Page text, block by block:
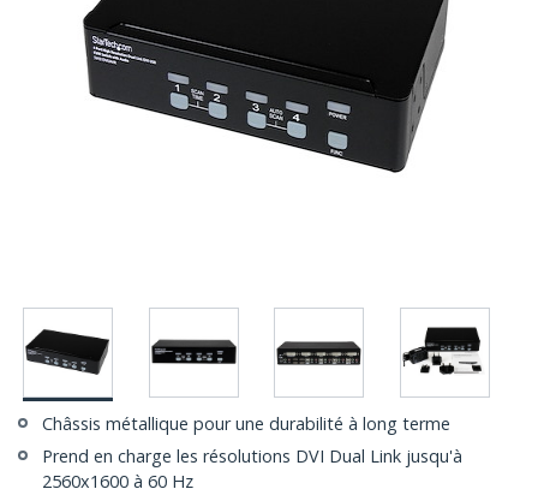
Châssis métallique pour une durabilité à long terme
Prend en charge les résolutions DVI Dual Link jusqu'à
2560x1600 à 60 Hz